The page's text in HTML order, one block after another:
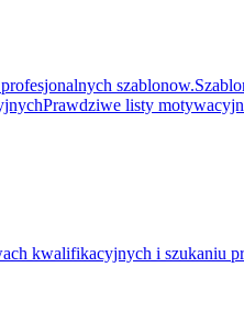
szablonow.
Prawdziwe listy
kwalifikacyjnych i szukaniu